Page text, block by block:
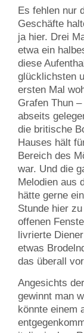
Es fehlen nur
Geschäfte
ja hier. Drei
etwa ein
diese
glücklichsten
ersten Mal
Grafen Thun
abseits
die britische
Hauses hält
Bereich des
war. Und die
Melodien aus
hätte gerne
Stunde hier
offenen
livrierte
etwas
das überall
Angesichts
gewinnt man
könnte einem